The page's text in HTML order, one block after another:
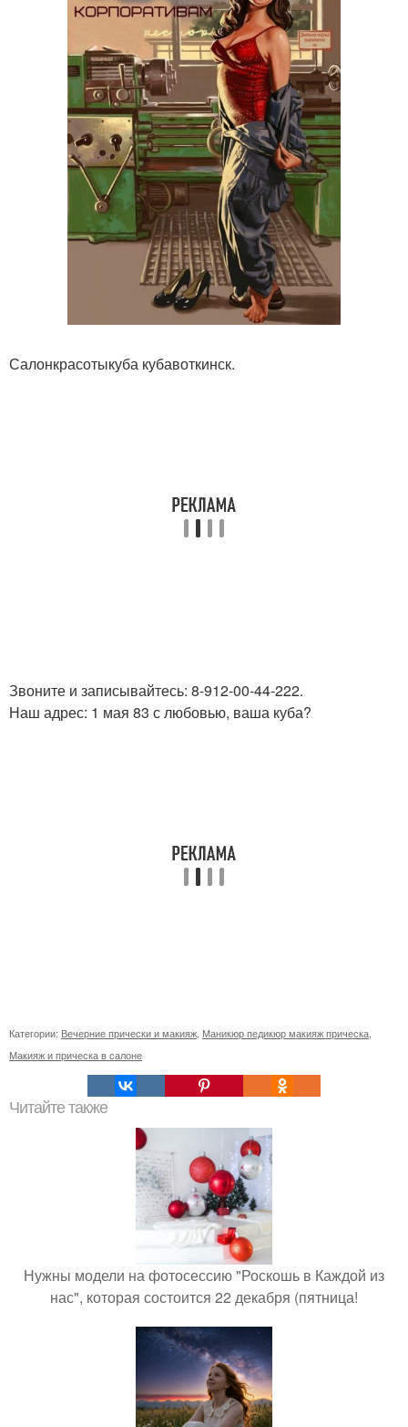
Салонкрасотыкуба кубавоткинск.
Звоните и записывайтесь: 8-912-00-44-222.
Наш адрес: 1 мая 83 с любовью, ваша куба?
Категории: Вечерние прически и макияж Маникюр педикюр макияж прическа
Макияж и прическа в салоне
Читайте также
Нужны модели на фотосессию "Роскошь в Каждой из
нас", которая состоится 22 декабря (пятница!